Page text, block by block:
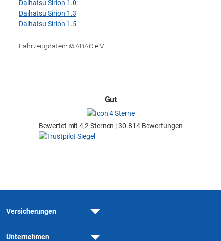
Daihatsu Sirion 1.0
Daihatsu Sirion 1.3
Daihatsu Sirion 1.5
Fahrzeugdaten: © ADAC e.V.
Gut
Bewertet mit 4,2 Sternen |30.814 Bewertungen
Versicherungen
Unternehmen